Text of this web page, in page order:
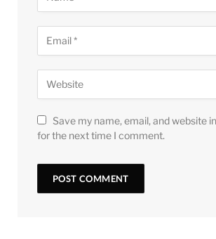
Save my name, email, and website
for the next time I comment.